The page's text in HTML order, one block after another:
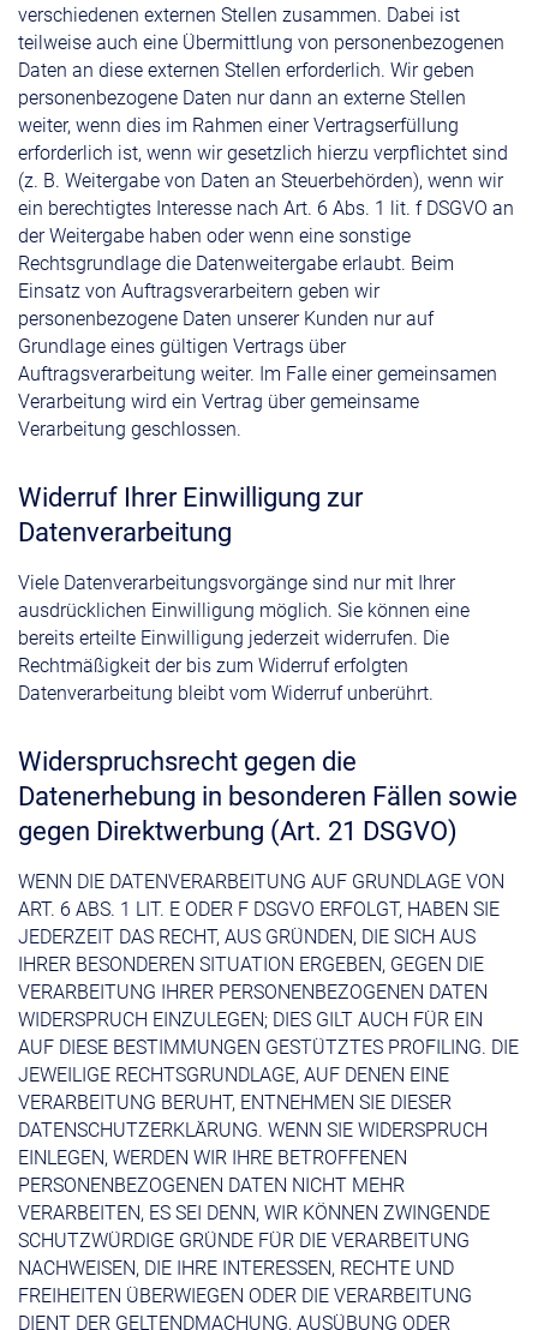
verschiedenen externen Stellen zusammen. Dabei ist
teilweise auch eine Übermittlung von personenbezogenen
Daten an diese externen Stellen erforderlich. Wir geben
personenbezogene Daten nur dann an externe Stellen
weiter, wenn dies im Rahmen einer Vertragserfüllung
erforderlich ist, wenn wir gesetzlich hierzu verpflichtet sind
(z. B. Weitergabe von Daten an Steuerbehörden), wenn wir
ein berechtigtes Interesse nach Art. 6 Abs. 1 lit. f DSGVO an
der Weitergabe haben oder wenn eine sonstige
Rechtsgrundlage die Datenweitergabe erlaubt. Beim
Einsatz von Auftragsverarbeitern geben wir
personenbezogene Daten unserer Kunden nur auf
Grundlage eines gültigen Vertrags über
Auftragsverarbeitung weiter. Im Falle einer gemeinsamen
Verarbeitung wird ein Vertrag über gemeinsame
Verarbeitung geschlossen.
Widerruf Ihrer Einwilligung zur
Datenverarbeitung
Viele Datenverarbeitungsvorgänge sind nur mit Ihrer
ausdrücklichen Einwilligung möglich. Sie können eine
bereits erteilte Einwilligung jederzeit widerrufen. Die
Rechtmäßigkeit der bis zum Widerruf erfolgten
Datenverarbeitung bleibt vom Widerruf unberührt.
Widerspruchsrecht gegen die
Datenerhebung in besonderen Fällen sowie
gegen Direktwerbung (Art. 21 DSGVO)
WENN DIE DATENVERARBEITUNG AUF GRUNDLAGE VON
ART. 6 ABS. 1 LIT. E ODER F DSGVO ERFOLGT, HABEN SIE
JEDERZEIT DAS RECHT, AUS GRÜNDEN, DIE SICH AUS
IHRER BESONDEREN SITUATION ERGEBEN, GEGEN DIE
VERARBEITUNG IHRER PERSONENBEZOGENEN DATEN
WIDERSPRUCH EINZULEGEN; DIES GILT AUCH FÜR EIN
AUF DIESE BESTIMMUNGEN GESTÜTZTES PROFILING. DIE
JEWEILIGE RECHTSGRUNDLAGE, AUF DENEN EINE
VERARBEITUNG BERUHT, ENTNEHMEN SIE DIESER
DATENSCHUTZERKLÄRUNG. WENN SIE WIDERSPRUCH
EINLEGEN, WERDEN WIR IHRE BETROFFENEN
PERSONENBEZOGENEN DATEN NICHT MEHR
VERARBEITEN, ES SEI DENN, WIR KÖNNEN ZWINGENDE
SCHUTZWÜRDIGE GRÜNDE FÜR DIE VERARBEITUNG
NACHWEISEN, DIE IHRE INTERESSEN, RECHTE UND
FREIHEITEN ÜBERWIEGEN ODER DIE VERARBEITUNG
DIENT DER GELTENDMACHUNG, AUSÜBUNG ODER